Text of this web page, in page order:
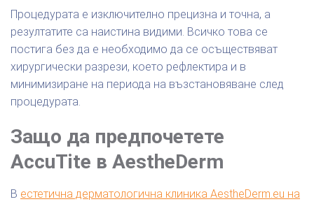
Процедурата е изключително прецизна и точна, а
резултатите са наистина видими. Всичко това се
постига без да е необходимо да се осъществяват
хирургически разрези, което рефлектира и в
минимизиране на периода на възстановяване след
процедурата.
Защо да предпочетете
AccuTite в AestheDerm
В естетична дерматологична клиника AestheDerm.eu на